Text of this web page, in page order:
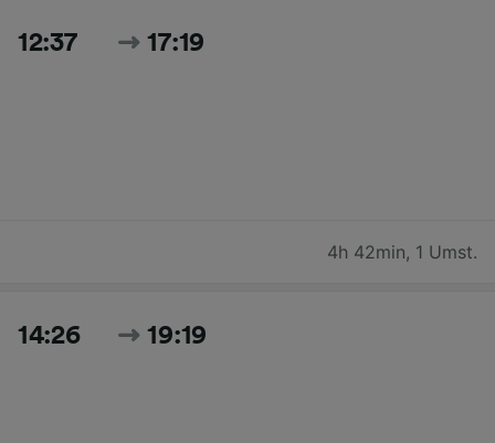
12:37 17:19
4h 42min, 1 Umst.
14:26 19:19